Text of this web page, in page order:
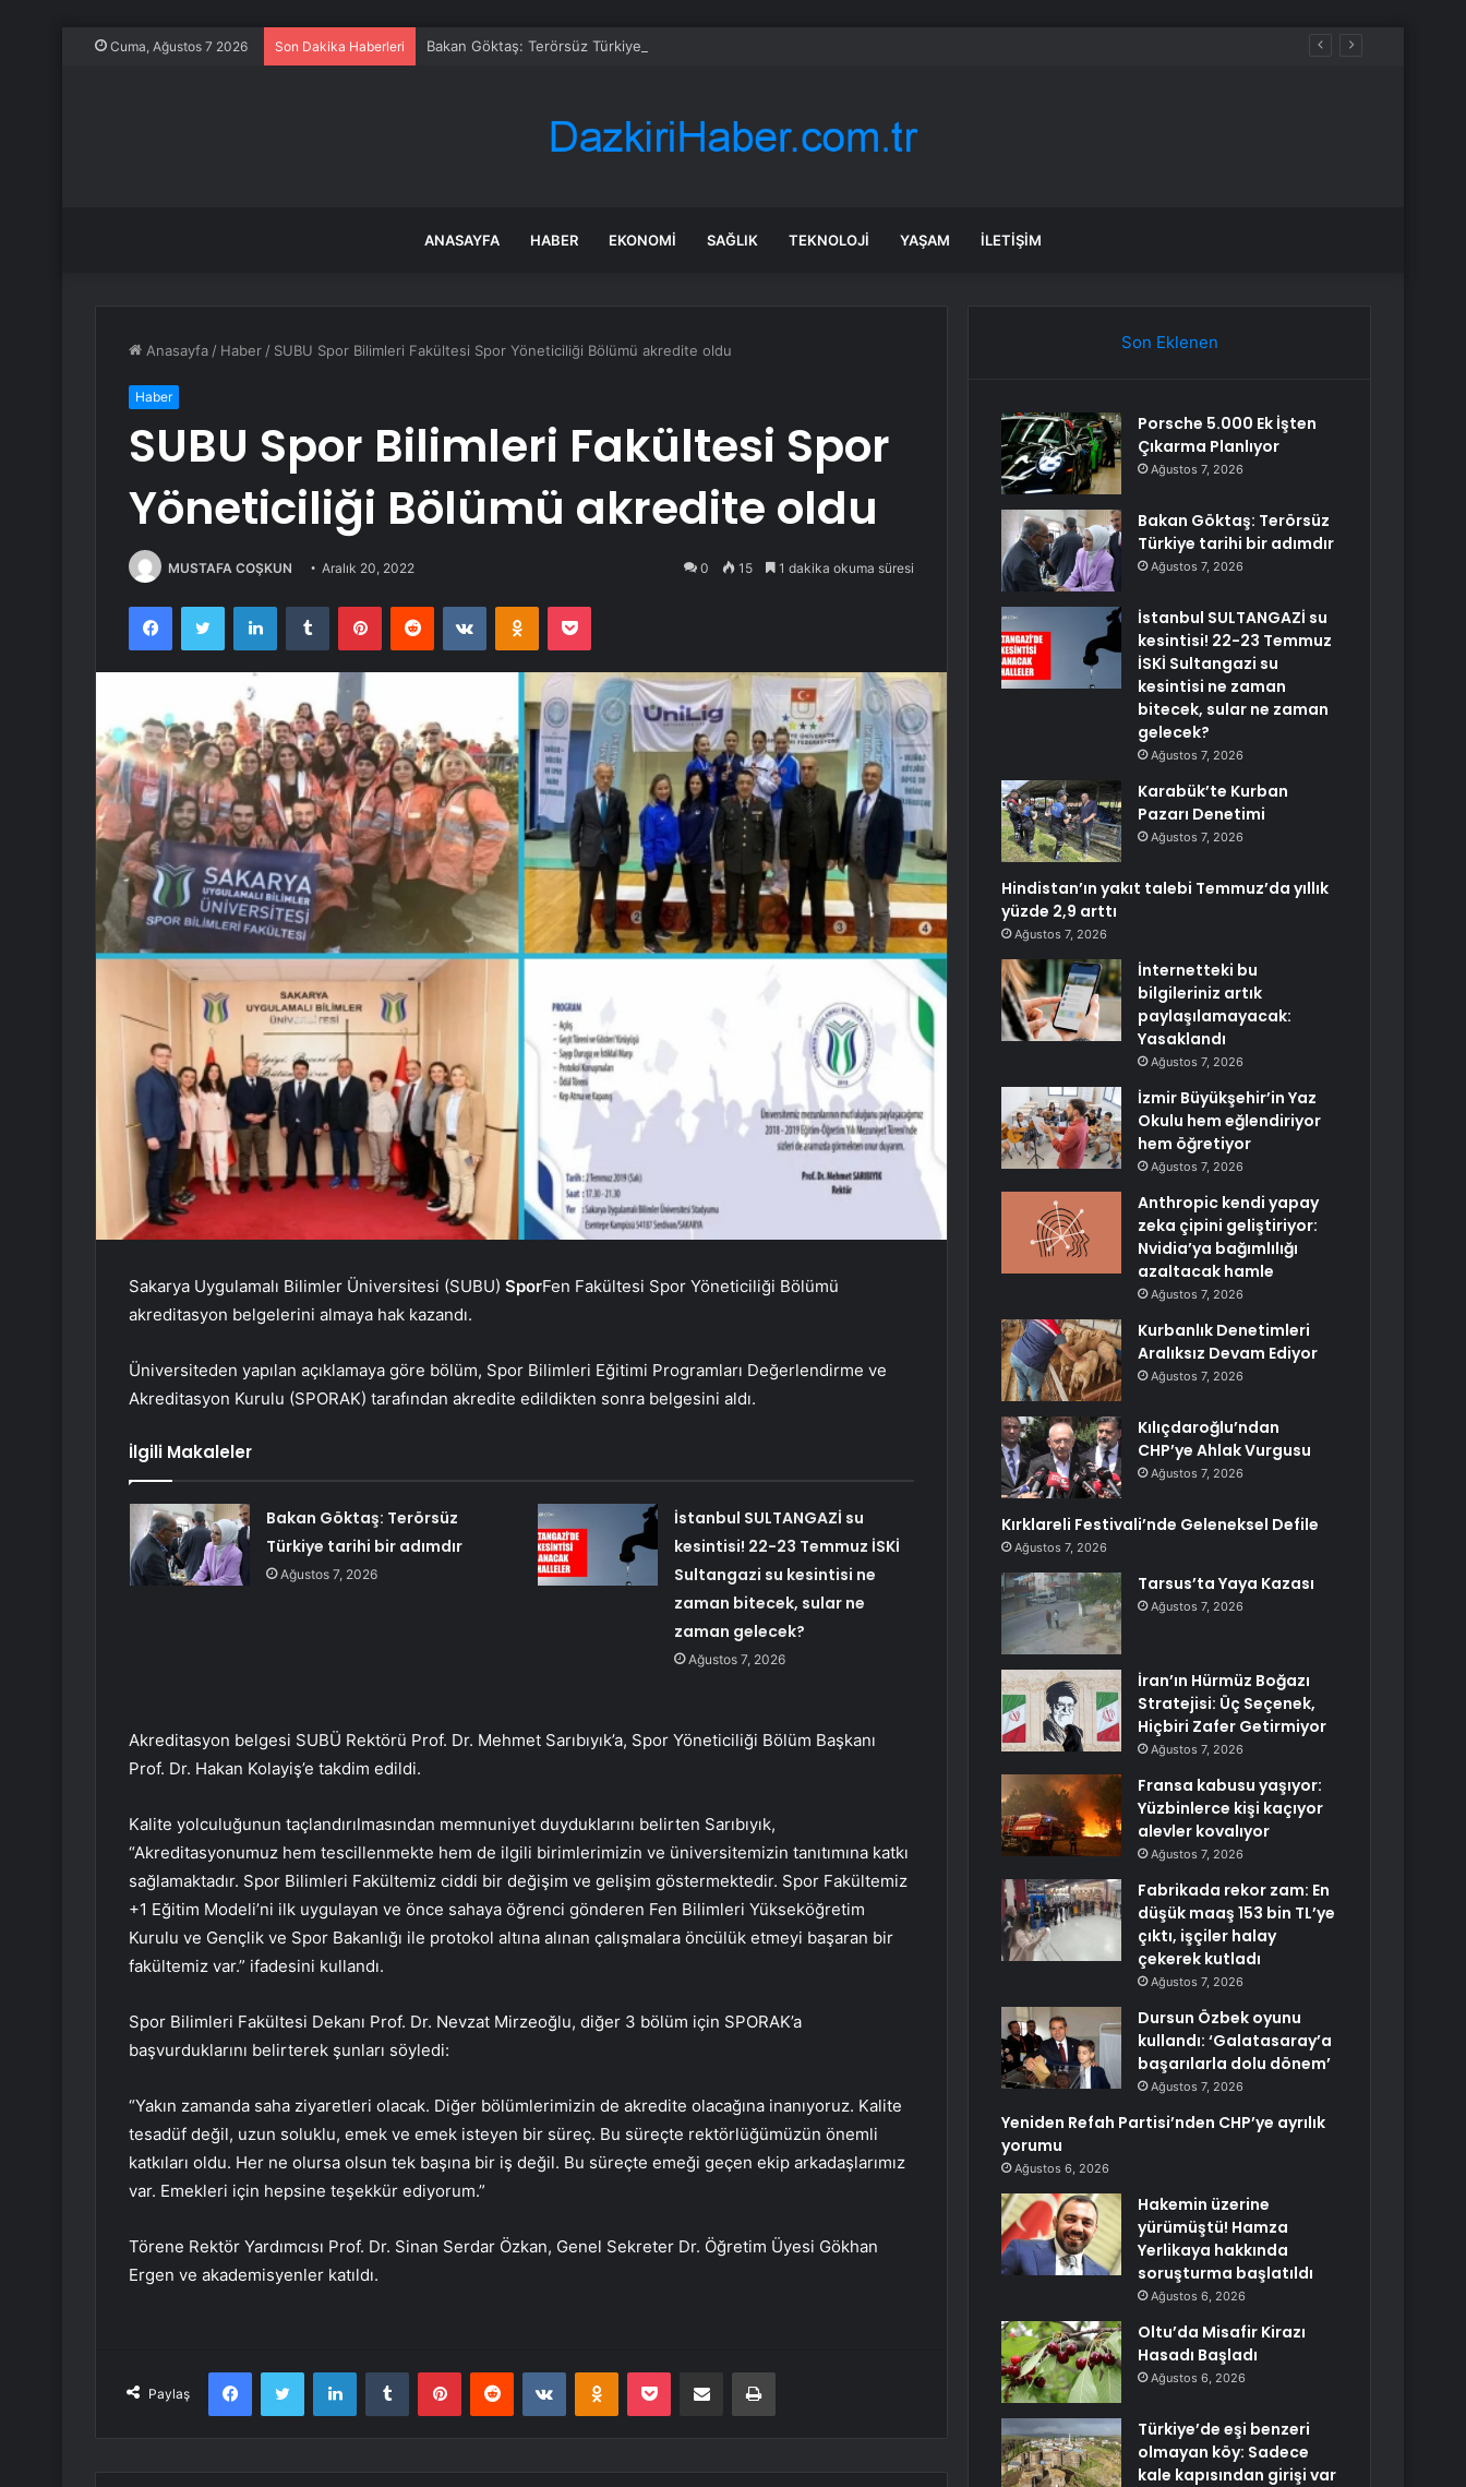
Cuma, Ağustos 7 2026 Son Dakika Haberleri Bakan Göktaş: Terörsüz Türkiye tarihi bir adımdır
ANASAYFA HABER EKONOMI SAĞLIK TEKNOLOJI YAŞAM İLETIŞIM
Anasayfa / Haber / SUBU Spor Bilimleri Fakültesi Spor Yöneticiliği Bölümü akredite oldu
Haber
SUBU Spor Bilimleri Fakültesi Spor
Yöneticiliği Bölümü akredite oldu
MUSTAFA COŞKUN Aralık 20, 2022 0 15 1 dakika okuma süresi
FacebookTwitter LinkedInTumblr PinterestReddit VKontakteOdnoklassniki
Pocket
Sakarya Uygulamalı Bilimler Üniversitesi (SUBU) SporFen Fakültesi Spor Yöneticiliği Bölümü
akreditasyon belgelerini almaya hak kazandı.
Üniversiteden yapılan açıklamaya göre bölüm, Spor Bilimleri Eğitimi Programları Değerlendirme ve
Akreditasyon Kurulu (SPORAK) tarafından akredite edildikten sonra belgesini aldı.
İlgili Makaleler
Bakan Göktaş: Terörsüz
Türkiye tarihi bir adımdır
Ağustos 7, 2026
İstanbul SULTANGAZİ su
kesintisi! 22-23 Temmuz İSKİ
Sultangazi su kesintisi ne
zaman bitecek, sular ne
zaman gelecek?
Ağustos 7, 2026
Akreditasyon belgesi SUBÜ Rektörü Prof. Dr. Mehmet Sarıbıyık’a, Spor Yöneticiliği Bölüm Başkanı
Prof. Dr. Hakan Kolayiş’e takdim edildi.
Kalite yolculuğunun taçlandırılmasından memnuniyet duyduklarını belirten Sarıbıyık,
“Akreditasyonumuz hem tescillenmekte hem de ilgili birimlerimizin ve üniversitemizin tanıtımına katkı
sağlamaktadır. Spor Bilimleri Fakültemiz ciddi bir değişim ve gelişim göstermektedir. Spor Fakültemiz
+1 Eğitim Modeli’ni ilk uygulayan ve önce sahaya öğrenci gönderen Fen Bilimleri Yükseköğretim
Kurulu ve Gençlik ve Spor Bakanlığı ile protokol altına alınan çalışmalara öncülük etmeyi başaran bir
fakültemiz var.” ifadesini kullandı.
Spor Bilimleri Fakültesi Dekanı Prof. Dr. Nevzat Mirzeoğlu, diğer 3 bölüm için SPORAK’a
başvurduklarını belirterek şunları söyledi:
“Yakın zamanda saha ziyaretleri olacak. Diğer bölümlerimizin de akredite olacağına inanıyoruz. Kalite
tesadüf değil, uzun soluklu, emek ve emek isteyen bir süreç. Bu süreçte rektörlüğümüzün önemli
katkıları oldu. Her ne olursa olsun tek başına bir iş değil. Bu süreçte emeği geçen ekip arkadaşlarımız
var. Emekleri için hepsine teşekkür ediyorum.”
Törene Rektör Yardımcısı Prof. Dr. Sinan Serdar Özkan, Genel Sekreter Dr. Öğretim Üyesi Gökhan
Ergen ve akademisyenler katıldı.
Paylaş
FacebookTwitter LinkedInTumblr PinterestReddit VKontakteOdnoklassniki
Pocket E-Posta ile paylaş Yazdır
Son Eklenen
Porsche 5.000 Ek İşten
Çıkarma Planlıyor
Ağustos 7, 2026
Bakan Göktaş: Terörsüz
Türkiye tarihi bir adımdır
Ağustos 7, 2026
İstanbul SULTANGAZİ su
kesintisi! 22-23 Temmuz
İSKİ Sultangazi su
kesintisi ne zaman
bitecek, sular ne zaman
gelecek?
Ağustos 7, 2026
Karabük’te Kurban
Pazarı Denetimi
Ağustos 7, 2026
Hindistan’ın yakıt talebi Temmuz’da yıllık
yüzde 2,9 arttı
Ağustos 7, 2026
İnternetteki bu
bilgileriniz artık
paylaşılamayacak:
Yasaklandı
Ağustos 7, 2026
İzmir Büyükşehir’in Yaz
Okulu hem eğlendiriyor
hem öğretiyor
Ağustos 7, 2026
Anthropic kendi yapay
zeka çipini geliştiriyor:
Nvidia’ya bağımlılığı
azaltacak hamle
Ağustos 7, 2026
Kurbanlık Denetimleri
Aralıksız Devam Ediyor
Ağustos 7, 2026
Kılıçdaroğlu’ndan
CHP’ye Ahlak Vurgusu
Ağustos 7, 2026
Kırklareli Festivali’nde Geleneksel Defile
Ağustos 7, 2026
Tarsus’ta Yaya Kazası
Ağustos 7, 2026
İran’ın Hürmüz Boğazı
Stratejisi: Üç Seçenek,
Hiçbiri Zafer Getirmiyor
Ağustos 7, 2026
Fransa kabusu yaşıyor:
Yüzbinlerce kişi kaçıyor
alevler kovalıyor
Ağustos 7, 2026
Fabrikada rekor zam: En
düşük maaş 153 bin TL’ye
çıktı, işçiler halay
çekerek kutladı
Ağustos 7, 2026
Dursun Özbek oyunu
kullandı: ‘Galatasaray’a
başarılarla dolu dönem’
Ağustos 7, 2026
Yeniden Refah Partisi’nden CHP’ye ayrılık
yorumu
Ağustos 6, 2026
Hakemin üzerine
yürümüştü! Hamza
Yerlikaya hakkında
soruşturma başlatıldı
Ağustos 6, 2026
Oltu’da Misafir Kirazı
Hasadı Başladı
Ağustos 6, 2026
Türkiye’de eşi benzeri
olmayan köy: Sadece
kale kapısından girişi var